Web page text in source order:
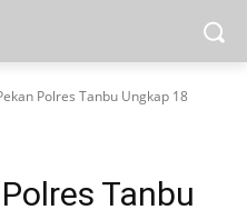
Polres Tanbu Ungkap 18
Tanbu